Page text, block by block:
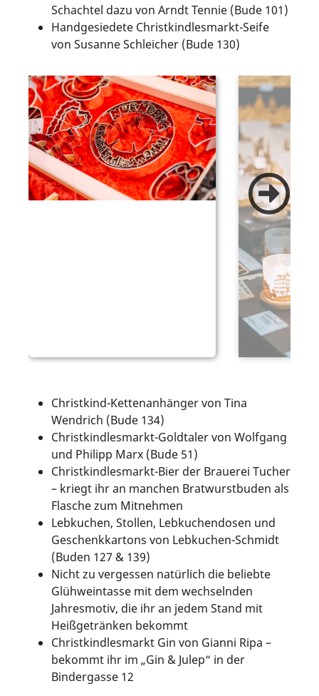
Schachtel dazu von Arndt Tennie (Bude 101)
Handgesiedete Christkindlesmarkt-Seife
von Susanne Schleicher (Bude 130)
Christkind-Kettenanhänger von Tina
Wendrich (Bude 134)
Christkindlesmarkt-Goldtaler von Wolfgang
und Philipp Marx (Bude 51)
Christkindlesmarkt-Bier der Brauerei Tucher
– kriegt ihr an manchen Bratwurstbuden als
Flasche zum Mitnehmen
Lebkuchen, Stollen, Lebkuchendosen und
Geschenkkartons von Lebkuchen-Schmidt
(Buden 127 & 139)
Nicht zu vergessen natürlich die beliebte
Glühweintasse mit dem wechselnden
Jahresmotiv, die ihr an jedem Stand mit
Heißgetränken bekommt
Christkindlesmarkt Gin von Gianni Ripa –
bekommt ihr im „Gin & Julep“ in der
Bindergasse 12